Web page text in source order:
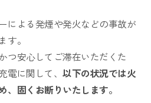
による発煙や発火などの事故が
す。
つ安心してご滞在いただくた
電に関して、以下の状況では火
、固くお断りいたします。